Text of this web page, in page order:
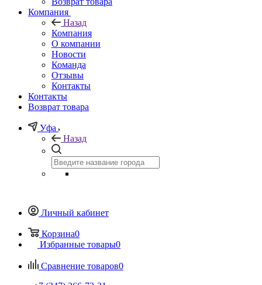
Компания
Назад
Компания
О компании
Новости
Команда
Отзывы
Контакты
Контакты
Возврат товара
Уфа
Назад
Личный кабинет
Корзина0
Избранные товары0
Сравнение товаров0